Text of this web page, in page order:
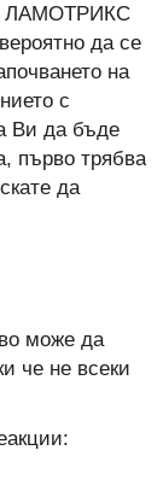
ЛАМОТРИКС
да се
на
с
Ви да бъде
първо трябва
да
може да
че не всеки